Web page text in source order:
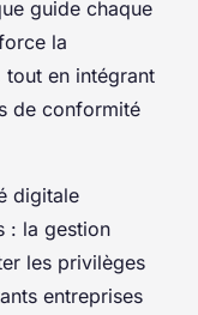
guide chaque
la
tout en intégrant
de conformité
digitale
: la gestion
les privilèges
entreprises